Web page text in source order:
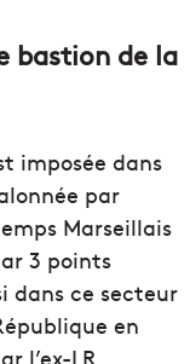
bastion de la
imposée dans
par
Marseillais
3 points
dans ce secteur
en
l’ex-LR